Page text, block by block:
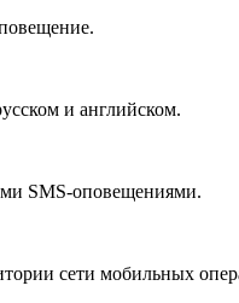
и английском.
SMS-оповещениями.
сети мобильных